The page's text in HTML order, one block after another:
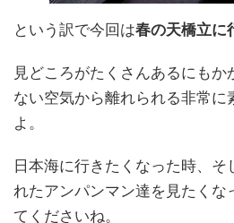
という訳で今回は春の天橋立に
見どころがたくさんあるにもか
ない空気から離れられる非常に
よ。
日本海に行きたくなった時、
れたアンパンマン達を見たくな
てくださいね。